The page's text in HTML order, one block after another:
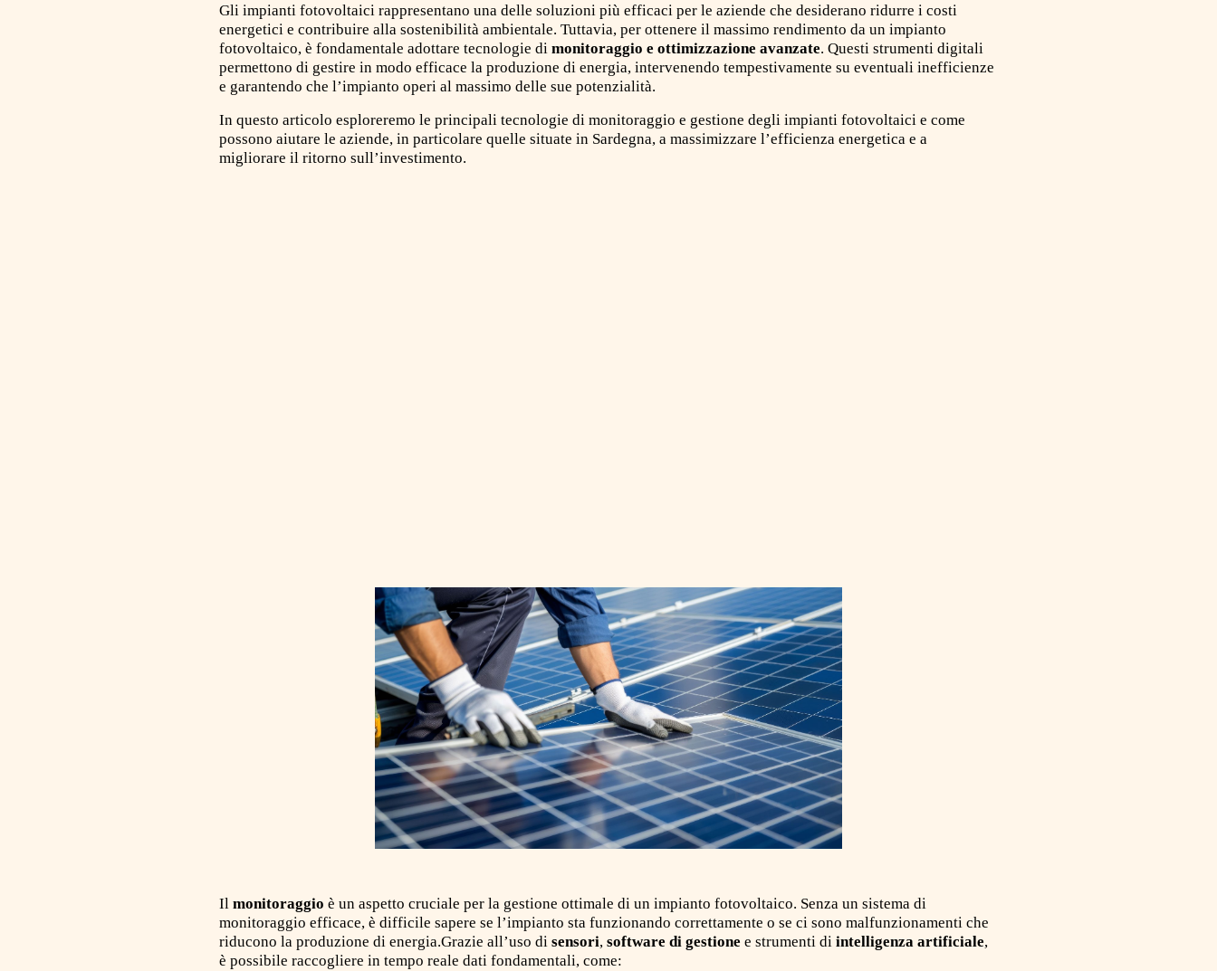
Gli impianti fotovoltaici rappresentano una delle soluzioni più efficaci per le aziende che desiderano ridurre i costi
energetici e contribuire alla sostenibilità ambientale. Tuttavia, per ottenere il massimo rendimento da un impianto
fotovoltaico, è fondamentale adottare tecnologie dimonitoraggio e ottimizzazione avanzate. Questi strumenti digitali
permettono di gestire in modo efficace la produzione di energia, intervenendo tempestivamente su eventuali inefficienze
e garantendo che l’impianto operi al massimo delle sue potenzialità.
In questo articolo esploreremo le principali tecnologie di monitoraggio e gestione degli impianti fotovoltaici e come
possono aiutare le aziende, in particolare quelle situate in Sardegna, a massimizzare l’efficienza energetica e a
migliorare il ritorno sull’investimento.
Ilmonitoraggio è un aspetto cruciale per la gestione ottimale di un impianto fotovoltaico. Senza un sistema di
monitoraggio efficace, è difficile sapere se l’impianto sta funzionando correttamente o se ci sono malfunzionamenti che
riducono la produzione di energia.Grazie all’uso disensori,software di gestione e strumenti diintelligenza artificiale,
è possibile raccogliere in tempo reale dati fondamentali, come: